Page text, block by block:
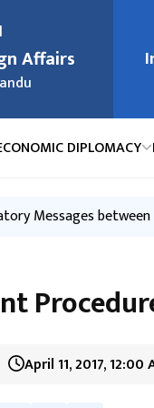
Affairs मुख्य
DIPLOMACY
on Mt. Broad Peak
Death of a Nepali
२०८३ वैशाख -
मन्त्रालय र अन्तर्गतका
Messages
April 11, 2017, 12:00